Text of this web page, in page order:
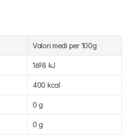
Valori medi per 100g
1698 kJ
400 kcal
0 g
0 g